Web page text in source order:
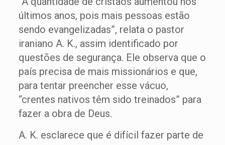
últimos anos, pois mais pessoas estão
sendo evangelizadas”, relata o pastor
iraniano A. K., assim identificado por
questões de segurança. Ele observa que o
país precisa de mais missionários e que,
para tentar preencher esse vácuo,
“crentes nativos têm sido treinados” para
fazer a obra de Deus.
A. K. esclarece que é difícil fazer parte de